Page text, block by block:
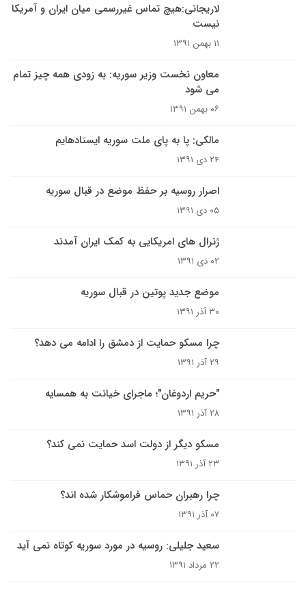
لاریجانی:هیچ تماس‌ غیررسمی میان ایران و آمریکا
نیست
۱۱ بهمن ۱۳۹۱
معاون نخست وزیر سوریه: به زودی همه چیز تمام
می شود
۰۶ بهمن ۱۳۹۱
مالکی: پا به پای ملت سوریه ایستاده‎ایم
۲۴ دی ۱۳۹۱
اصرار روسیه بر حفظ موضع در قبال سوریه
۰۵ دی ۱۳۹۱
ژنرال های امریکایی به کمک ایران آمدند
۰۲ دی ۱۳۹۱
موضع جدید پوتین در قبال سوریه
۳۰ آذر ۱۳۹۱
چرا مسکو حمایت از دمشق را ادامه می دهد؟
۲۹ آذر ۱۳۹۱
"حریم اردوغان"؛ ماجرای خیانت به همسایه
۲۸ آذر ۱۳۹۱
مسکو دیگر از دولت اسد حمایت نمی کند؟
۲۳ آذر ۱۳۹۱
چرا رهبران حماس فراموشکار شده اند؟
۰۷ آذر ۱۳۹۱
سعید جلیلی: روسیه در مورد سوریه کوتاه نمی آید
۲۲ مرداد ۱۳۹۱